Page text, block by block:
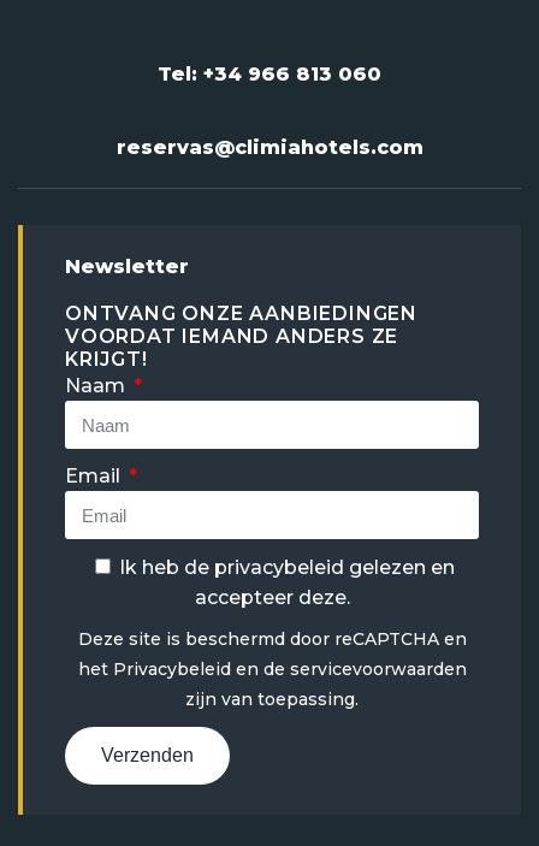
Tel: +34 966 813 060
reservas@climiahotels.com
Newsletter
ONTVANG ONZE AANBIEDINGEN
VOORDAT IEMAND ANDERS ZE
KRIJGT!
Naam
Email
Ik heb de privacybeleid gelezen en
accepteer deze.
Deze site is beschermd door reCAPTCHA en
het Privacybeleid en de servicevoorwaarden
zijn van toepassing.
Verzenden